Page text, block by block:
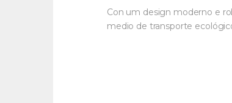
Con um design moderno e
medio de transporte